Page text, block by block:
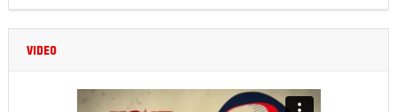
VIDEO